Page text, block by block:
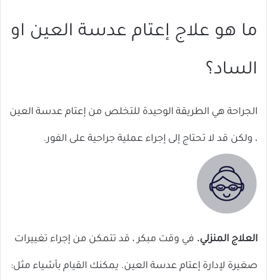
ما هو علاج إعتام عدسة العين او
الساد؟
الجراحة هي الطريقة الوحيدة للتخلص من إعتام عدسة العين
، ولكن قد لا تحتاج إلى إجراء عملية جراحية على الفور.
العلاج المنزلي. في وقت مبكر ، قد تتمكن من إجراء تغييرات
صغيرة لإدارة إعتام عدسة العين. يمكنك القيام بأشياء مثل: